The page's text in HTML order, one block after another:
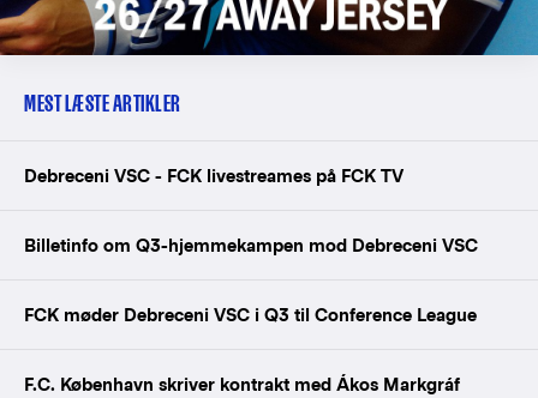
MEST LÆSTE ARTIKLER
Debreceni VSC - FCK livestreames på FCK TV
Billetinfo om Q3-hjemmekampen mod Debreceni VSC
FCK møder Debreceni VSC i Q3 til Conference League
F.C. København skriver kontrakt med Ákos Markgráf